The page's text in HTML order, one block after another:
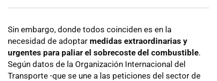
Sin embargo, donde todos coinciden es en la
necesidad de adoptar medidas extraordinarias y
urgentes para paliar el sobrecoste del combustible.
Según datos de la Organización Internacional del
Transporte -que se une a las peticiones del sector de